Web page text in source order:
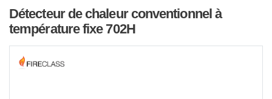
Détecteur de chaleur conventionnel à
température fixe 702H